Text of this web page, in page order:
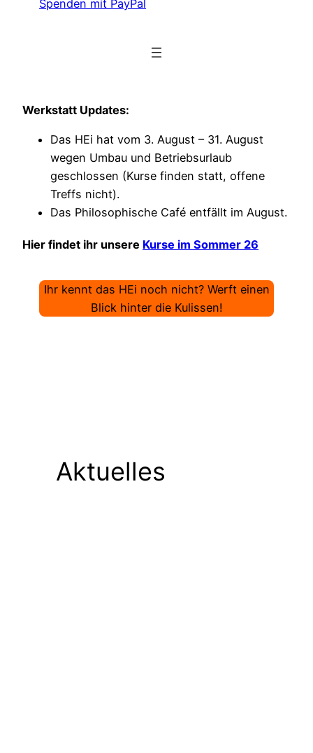
Spenden mit PayPal
Werkstatt Updates:
Das HEi hat vom 3. August – 31. August
wegen Umbau und Betriebsurlaub
geschlossen (Kurse finden statt, offene
Treffs nicht).
Das Philosophische Café entfällt im August.
Hier findet ihr unsere Kurse im Sommer 26
Ihr kennt das HEi noch nicht? Werft einen
Blick hinter die Kulissen!
Aktuelles